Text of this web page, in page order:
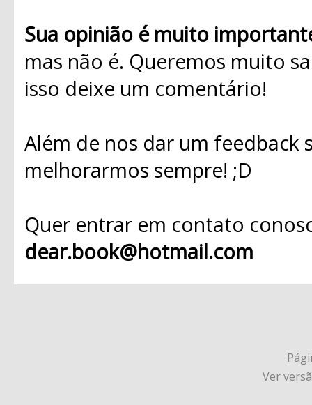
Sua opinião é muito
mas não é. Queremos muito
isso deixe um comentário!
Além de nos dar um
melhorarmos sempre! ;D
Quer entrar em contato
dear.book@hotmail.com
Ver